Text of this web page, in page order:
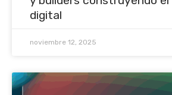
digital
noviembre 12, 2025